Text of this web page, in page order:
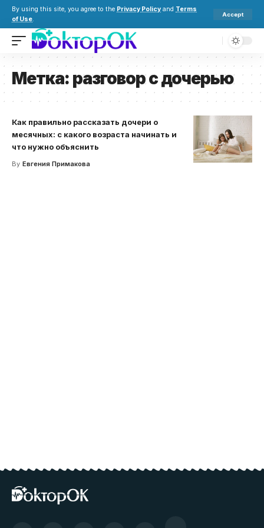
By using this site, you agree to the Privacy Policy and Terms
of Use.
Accept
Метка: разговор с дочерью
Как правильно рассказать дочери о
месячных: с какого возраста начинать и
что нужно объяснить
By Евгения Примакова